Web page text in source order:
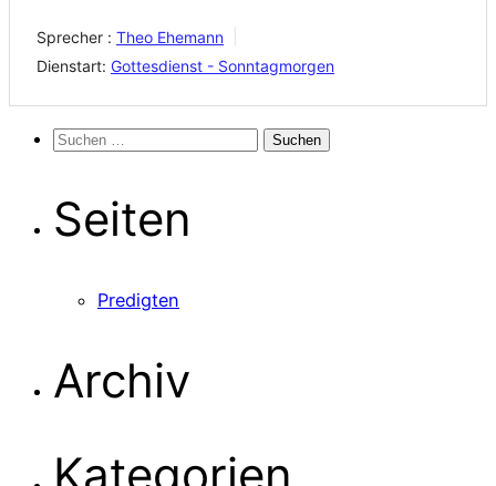
Sprecher : Theo Ehemann
Dienstart: Gottesdienst - Sonntagmorgen
Suchen
Seiten
Predigten
Archiv
Kategorien